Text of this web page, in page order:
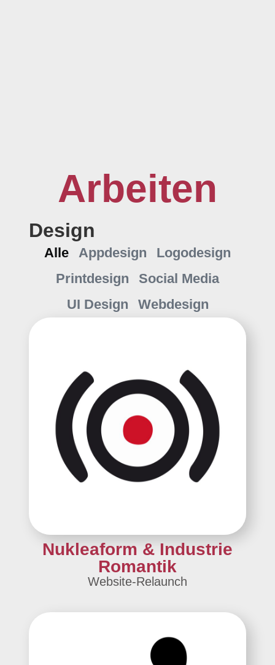
Arbeiten
Design
Appdesign
Logodesign
Printdesign
Social Media
UI Design
Webdesign
Alle
Nukleaform & Industrie
Romantik
Website-Relaunch